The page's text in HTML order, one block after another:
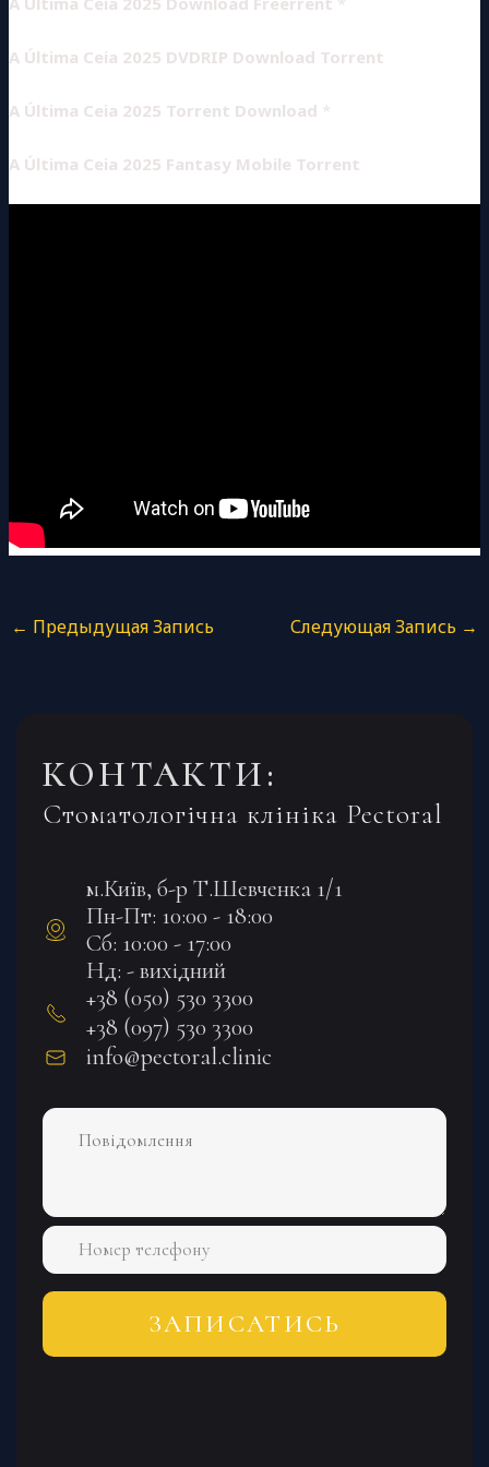
A Última Ceia 2025 DVDRIP Download Torrent
A Última Ceia 2025 Torrent Download *
A Última Ceia 2025 Fantasy Mobile Torrent
← Предыдущая Запись Следующая Запись →
КОНТАКТИ:
Стоматологічна клініка Pectoral
м.Київ, б-р Т.Шевченка 1/1
Пн-Пт: 10:00 - 18:00
Сб: 10:00 - 17:00
Нд: - вихідний
+38 (050) 530 3300
+38 (097) 530 3300
info@pectoral.clinic